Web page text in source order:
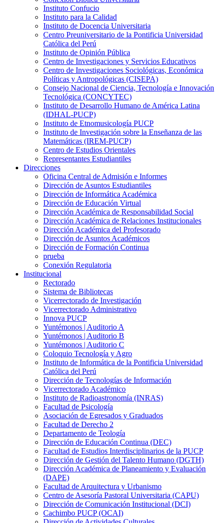
Instituto Confucio
Instituto para la Calidad
Instituto de Docencia Universitaria
Centro Preuniversitario de la Pontificia Universidad
Católica del Perú
Instituto de Opinión Pública
Centro de Investigaciones y Servicios Educativos
Centro de Investigaciones Sociológicas, Económica
Políticas y Antropológicas (CISEPA)
Consejo Nacional de Ciencia, Tecnología e Innovación
Tecnológica (CONCYTEC)
Instituto de Desarrollo Humano de América Latina
(IDHAL-PUCP)
Instituto de Etnomusicología PUCP
Instituto de Investigación sobre la Enseñanza de las
Matemáticas (IREM-PUCP)
Centro de Estudios Orientales
Representantes Estudiantiles
Direcciones
Oficina Central de Admisión e Informes
Dirección de Asuntos Estudiantiles
Dirección de Informática Académica
Dirección de Educación Virtual
Dirección Académica de Responsabilidad Social
Dirección Académica de Relaciones Institucionales
Dirección Académica del Profesorado
Dirección de Asuntos Académicos
Dirección de Formación Continua
prueba
Conexión Regulatoria
Institucional
Rectorado
Sistema de Bibliotecas
Vicerrectorado de Investigación
Vicerrectorado Administrativo
Innova PUCP
Yuntémonos | Auditorio A
Yuntémonos | Auditorio B
Yuntémonos | Auditorio C
Coloquio Tecnología y Agro
Instituto de Informática de la Pontificia Universidad
Católica del Perú
Dirección de Tecnologías de Información
Vicerrectorado Académico
Instituto de Radioastronomía (INRAS)
Facultad de Psicología
Asociación de Egresados y Graduados
Facultad de Derecho 2
Departamento de Teología
Dirección de Educación Continua (DEC)
Facultad de Estudios Interdisciplinarios de la PUCP
Dirección de Gestión del Talento Humano (DGTH)
Dirección Académica de Planeamiento y Evaluación
(DAPE)
Facultad de Arquitectura y Urbanismo
Centro de Asesoría Pastoral Universitaria (CAPU)
Dirección de Comunicación Institucional (DCI)
Cachimbo PUCP (OCAI)